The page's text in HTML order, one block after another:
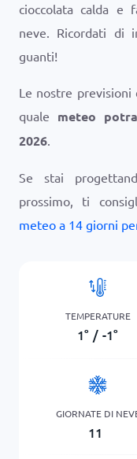
cioccolata calda e
neve. Ricordati di
guanti!
Le nostre
quale meteo
2026.
Se stai
prossimo, ti
meteo a 14 giorni
TEMPERATURE
1° / -1°
GIORNATE DI
11